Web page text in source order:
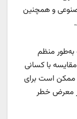
و همچنین
منظم
با کسانی
ممکن است برای
در معرض خطر